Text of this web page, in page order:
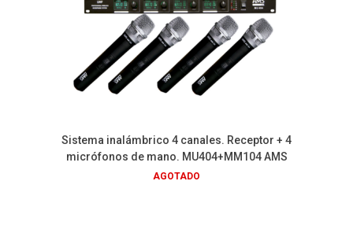
Sistema inalámbrico 4 canales. Receptor + 4
micrófonos de mano. MU404+MM104 AMS
AGOTADO